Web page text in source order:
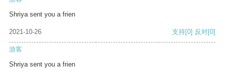
Shriya sent you a frien
2021-10-26 支持[0] 反对[0]
游客
Shriya sent you a frien